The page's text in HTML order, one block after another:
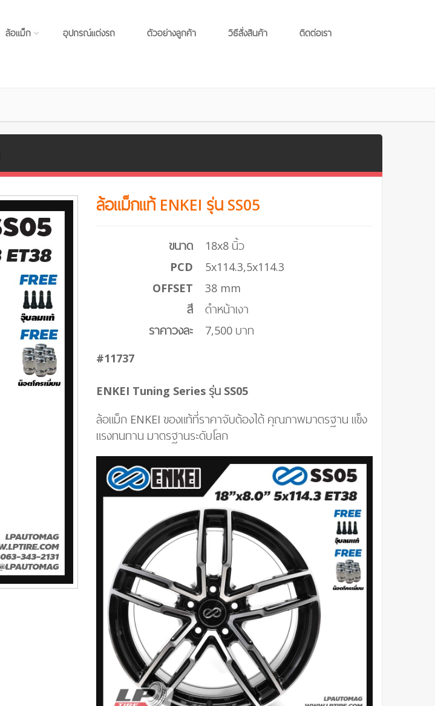
ล้อแม็ก อุปกรณ์แต่งรถ ตัวอย่างลูกค้า วิธีสั่งสินค้า ติดต่อเรา
ล้อแม็กแท้ ENKEI รุ่น SS05
ขนาด
18x8 นิ้ว
PCD
5x114.3,5x114.3
OFFSET
38 mm
สี
ดำหน้าเงา
ราคาวงละ
7,500 บาท
#11737
ENKEI Tuning Series รุ่น SS05
ล้อแม็ก ENKEI ของแท้ที่ราคาจับต้องได้ คุณภาพมาตรฐาน แข็ง
แรงทนทาน มาตรฐานระดับโลก